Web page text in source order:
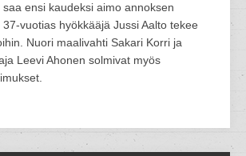
ensi kaudeksi aimo annoksen
vuotias hyökkääjä Jussi Aalto tekee
Nuori maalivahti Sakari Korri ja
Leevi Ahonen solmivat myös